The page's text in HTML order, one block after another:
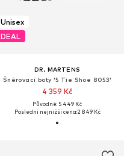
Unisex
DEAL
DR. MARTENS
Šněrovací boty '5 Tie Shoe 8053'
4 359 Kč
Původně: 5 449 Kč
Poslední nejnižší cena:2 849 Kč